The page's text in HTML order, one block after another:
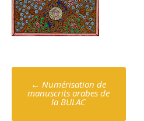
Poste
navigation
← Numérisation de
manuscrits arabes de
la BULAC